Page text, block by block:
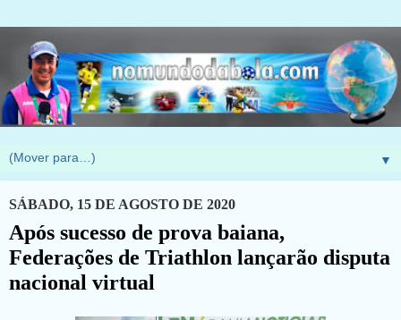
▼
SÁBADO, 15 DE AGOSTO DE 2020
Após sucesso de prova baiana,
Federações de Triathlon lançarão disputa
nacional virtual